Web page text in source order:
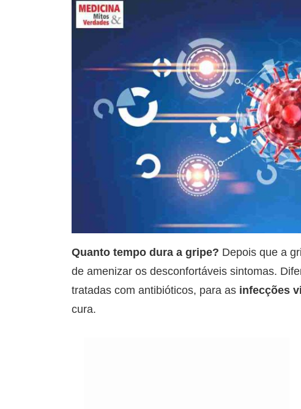
Quanto tempo dura a gripe? Depois que a
de amenizar os desconfortáveis sintomas.
tratadas com antibióticos, para as infecções
cura.